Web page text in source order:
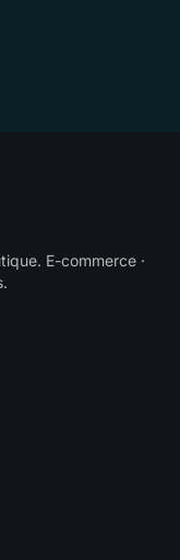
. E-commerce ·
.